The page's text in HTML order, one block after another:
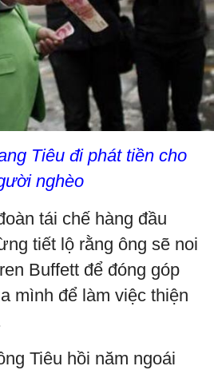
Tiêu đi phát tiền cho
nghèo
tái chế hàng đầu
tiết lộ rằng ông sẽ noi
Buffett để đóng góp
mình để làm việc thiện
Tiêu hồi năm ngoái